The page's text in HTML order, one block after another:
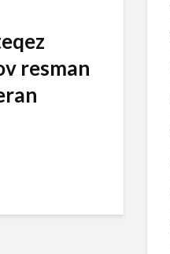
resman